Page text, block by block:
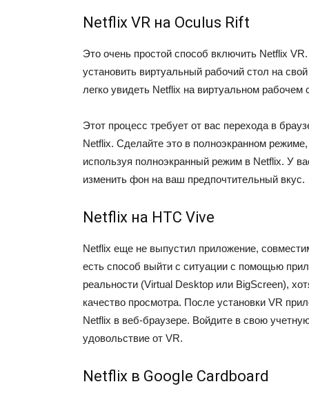
Netflix VR на Oculus Rift
Это очень простой способ включить Netflix
установить виртуальный рабочий стол на
легко увидеть Netflix на виртуальном рабочем
Этот процесс требует от вас перехода в
Netflix. Сделайте это в полноэкранном
используя полноэкранный режим в Netflix. У
изменить фон на ваш предпочтительный вкус.
Netflix на HTC Vive
Netflix еще не выпустил приложение,
есть способ выйти с ситуации с помощью
реальности (Virtual Desktop или BigScreen),
качество просмотра. После установки VR
Netflix в веб-браузере. Войдите в свою
удовольствие от VR.
Netflix в Google Cardboard